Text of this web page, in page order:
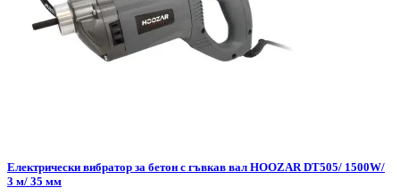
Електрически вибратор за бетон с гъвкав вал HOOZAR DT505/ 1500W/
3 м/ 35 мм